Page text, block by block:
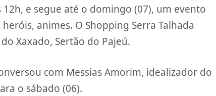
e segue até o domingo (07), um evento
animes. O Shopping Serra Talhada
Xaxado, Sertão do Pajeú.
com Messias Amorim, idealizador do
o sábado (06).